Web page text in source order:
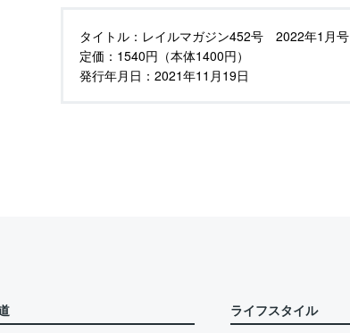
タイトル： レイルマガジン452号 2022年1月号
定価： 1540円（本体1400円）
発行年月日： 2021年11月19日
ライフスタイル